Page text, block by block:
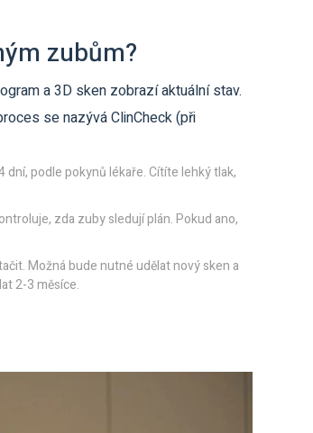
zubům?
a 3D sken zobrazí aktuální stav.
se nazývá ClinCheck (při
podle pokynů lékaře. Cítíte lehký tlak,
zda zuby sledují plán. Pokud ano,
Možná bude nutné udělat nový sken a
2-3 měsíce.